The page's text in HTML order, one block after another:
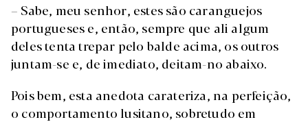
– Sabe, meu senhor, estes são caranguejos
portugueses e, então, sempre que ali algum
deles tenta trepar pelo balde acima, os outros
juntam-se e, de imediato, deitam-no abaixo.
Pois bem, esta anedota carateriza, na perfeição,
o comportamento lusitano, sobretudo em